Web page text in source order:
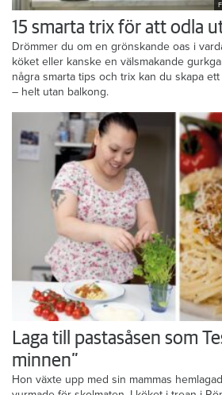
15 smarta trix för att odla
Drömmer du om en grönskande oas i
köket eller kanske en välsmakande
några smarta tips och trix kan du skapa
– helt utan balkong.
Laga till pastasåsen som
minnen”
Hon växte upp med sin mammas